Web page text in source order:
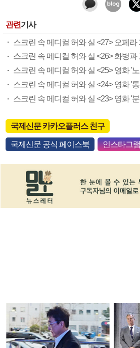
관련기사
스크린 속 메디컬 허와 실 <27> 오페
스크린 속 메디컬 허와 실 <26> 화병과
스크린 속 메디컬 허와 실 <24> 영화 '
스크린 속 메디컬 허와 실 <23> 영화 '
국제신문 카카오플러스 친구
국제신문 공식 페이스북 인스타그램